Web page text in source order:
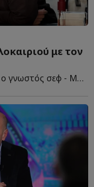
με τον
Προς νέα τηλεοπτική στέγη ο γνωστός σεφ - Με ποιο κανάλι β...